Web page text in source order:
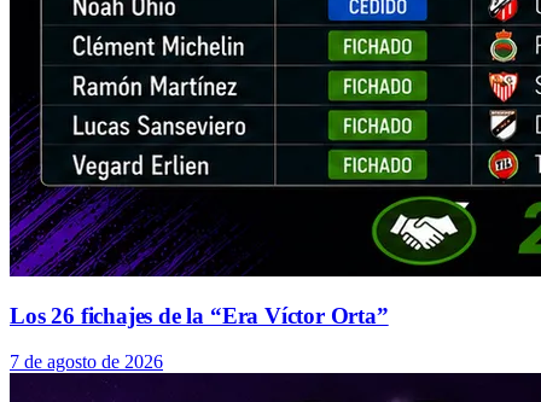
Los 26 fichajes de la “Era Víctor Orta”
7 de agosto de 2026